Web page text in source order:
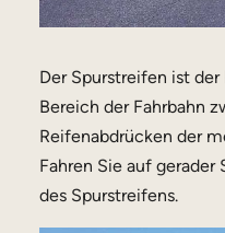
Der Spurstreifen ist
Bereich der Fahrbahn
Reifenabdrücken der
Fahren Sie auf
des Spurstreifens.